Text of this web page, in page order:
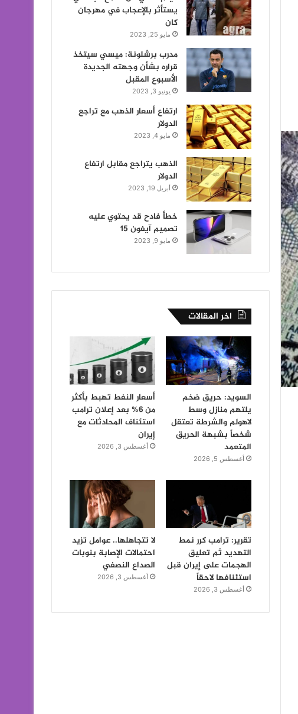
يستأثر بالإعجاب في مهرجان
كان
مايو 25, 2023
مدرب برشلونة: ميسي سيتخذ
قراره بشأن وجهته الجديدة
الأسبوع المقبل
يونيو 3, 2023
ارتفاع أسعار الذهب مع تراجع
الدولار
مايو 4, 2023
الذهب يتراجع مقابل ارتفاع
الدولار
أبريل 19, 2023
خطأ فادح قد يحتوي عليه
تصميم آيفون 15
مايو 9, 2023
اخر المقالات
السويد: حريق ضخم
يلتهم منازل وسط
لاهولم والشرطة تعتقل
شخصاً بشبهة الحريق
المتعمد
أغسطس 5, 2026
أسعار النفط تهبط بأكثر
من 6% بعد إعلان ترامب
استئناف المحادثات مع
إيران
أغسطس 3, 2026
تقرير: ترامب كرر نمط
التهديد ثم تعليق
الهجمات على إيران قبل
استئنافها لاحقاً
أغسطس 3, 2026
لا تتجاهلها.. عوامل تزيد
احتمالات الإصابة بنوبات
الصداع النصفي
أغسطس 3, 2026